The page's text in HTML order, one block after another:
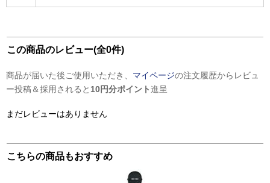
この商品のレビュー(全0件)
商品が届いた後ご使用いただき、 マイページの注文履歴からレビュ
ー投稿＆採用されると 10円分ポイント進呈
まだレビューはありません
こちらの商品もおすすめ